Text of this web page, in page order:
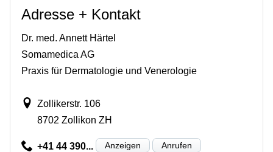
Adresse + Kontakt
Dr. med. Annett Härtel
Somamedica AG
Praxis für Dermatologie und Venerologie
Zollikerstr. 106
8702 Zollikon ZH
+41 44 390... Anzeigen Anrufen